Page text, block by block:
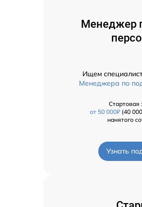
Менеджер
Ищем
Менеджера по
Стартовая
от 50 000₽(40
нанятого
Узнать